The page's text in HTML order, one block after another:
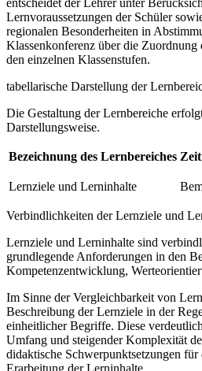
entscheidet der Lehrer unter
Lernvoraussetzungen der Schüler
regionalen Besonderheiten in
Klassenkonferenz über die
den einzelnen Klassenstufen.
tabellarische Darstellung der
Die Gestaltung der Lernbereiche
Darstellungsweise.
Bezeichnung des Lernbereiches
Lernziele und Lerninhalte
Verbindlichkeiten der Lernziele und
Lernziele und Lerninhalte sind
grundlegende Anforderungen in den
Kompetenzentwicklung,
Im Sinne der Vergleichbarkeit von
Beschreibung der Lernziele in der
einheitlicher Begriffe. Diese
Umfang und steigender Komplexität
didaktische Schwerpunktsetzungen